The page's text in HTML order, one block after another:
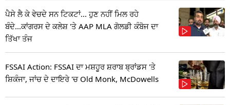
ਪੈਸੇ ਲੈ ਕੇ ਵੇਚਦੇ ਸਨ ਟਿਕਟਾਂ... ਹੁਣ ਨਹੀਂ ਮਿਲ ਰਹੇ
ਬੰਦੇ...ਕਾਂਗਰਸ ਦੇ ਕਲੇਸ਼ 'ਤੇ AAP MLA ਗੋਲਡੀ ਕੰਬੋਜ ਦਾ
ਤਿੱਖਾ ਤੰਜ
FSSAI Action: FSSAI ਦਾ ਮਸ਼ਹੂਰ ਸ਼ਰਾਬ ਬ੍ਰਾਂਡਸ 'ਤੇ
ਸ਼ਿਕੰਜਾ, ਜਾਂਚ ਦੇ ਦਾਇਰੇ 'ਚ Old Monk, McDowells